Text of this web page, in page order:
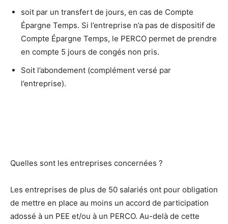
soit par un transfert de jours, en cas de Compte
Épargne Temps. Si l’entreprise n’a pas de dispositif de
Compte Épargne Temps, le PERCO permet de prendre
en compte 5 jours de congés non pris.
Soit l’abondement (complément versé par
l’entreprise).
Quelles sont les entreprises concernées ?
Les entreprises de plus de 50 salariés ont pour obligation
de mettre en place au moins un accord de participation
adossé à un PEE et/ou à un PERCO. Au-delà de cette